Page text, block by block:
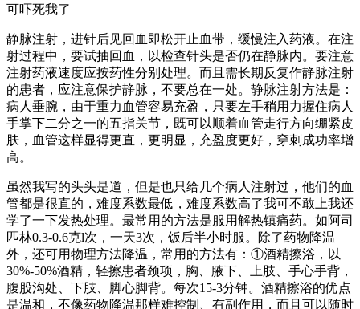
可吓死我了
静脉注射，进针后见回血即松开止血带，缓慢注入药液。在注
射过程中，要试抽回血，以检查针头是否仍在静脉内。要注意
注射药液速度应按药性分别处理。而且需长期反复作静脉注射
的患者，应注意保护静脉，不要总在一处。静脉注射方法是：
病人垂腕，由于重力血管容易充盈，只要左手稍用力握住病人
手掌下二分之一的五指关节，既可以顺着血管走行方向绷紧皮
肤，血管这样显得更直，更明显，充盈度更好，穿刺成功率增
高。
虽然我写的头头是道，但是也只给几个病人注射过，他们的血
管都是很直的，难度系数最低，难度系数高了我可不敢上我还
学了一下发热处理。最常用的方法是服用解热镇痛药。如阿司
匹林0.3-0.6克l次，一天3次，饭后半小时服。除了药物降温
外，还可用物理方法降温，常用的方法有：①酒精擦浴，以
30%-50%酒精，轻擦患者颈项，胸、腋下、上肢、手心手背，
腹股沟处、下肢、脚心脚背。每次15-3分钟。酒精擦浴的优点
是温和，不像药物降温那样难控制、有副作用，而且可以随时